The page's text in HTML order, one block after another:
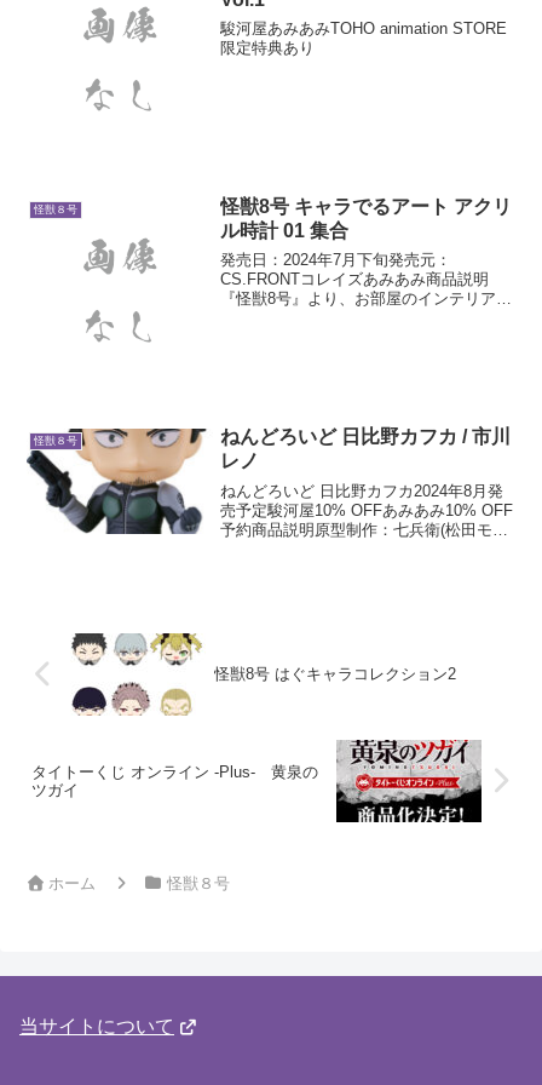
駿河屋あみあみTOHO animation STORE
限定特典あり
怪獣８号
怪獣8号 キャラでるアート アクリ
ル時計 01 集合
発売日：2024年7月下旬発売元：
CS.FRONTコレイズあみあみ商品説明
『怪獣8号』より、お部屋のインテリアに
怪獣８号
ねんどろいど 日比野カフカ / 市川
レノ
ねんどろいど 日比野カフカ2024年8月発
売予定駿河屋10% OFFあみあみ10% OFF
予約商品説明原型制作：七兵衛(松田モデ
怪獣8号 はぐキャラコレクション2
タイトーくじ オンライン -Plus- 黄泉の
ツガイ
ホーム 怪獣８号
当サイトについて